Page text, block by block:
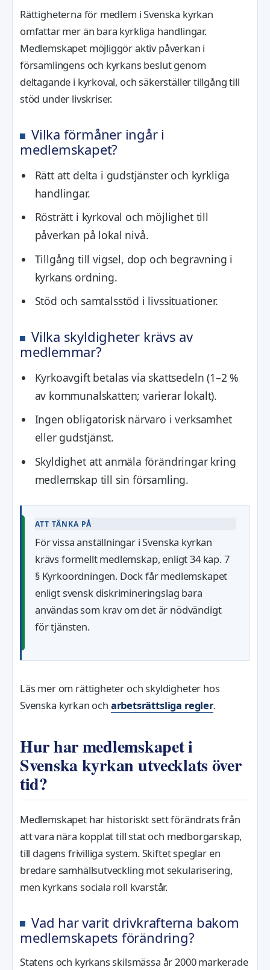
Rättigheterna för medlem i Svenska kyrkan
omfattar mer än bara kyrkliga handlingar.
Medlemskapet möjliggör aktiv påverkan i
församlingens och kyrkans beslut genom
deltagande i kyrkoval, och säkerställer tillgång till
stöd under livskriser.
Vilka förmåner ingår i
medlemskapet?
Rätt att delta i gudstjänster och kyrkliga
handlingar.
Rösträtt i kyrkoval och möjlighet till
påverkan på lokal nivå.
Tillgång till vigsel, dop och begravning i
kyrkans ordning.
Stöd och samtalsstöd i livssituationer.
Vilka skyldigheter krävs av
medlemmar?
Kyrkoavgift betalas via skattsedeln (1–2 %
av kommunalskatten; varierar lokalt).
Ingen obligatorisk närvaro i verksamhet
eller gudstjänst.
Skyldighet att anmäla förändringar kring
medlemskap till sin församling.
ATT TÄNKA PÅ
För vissa anställningar i Svenska kyrkan
krävs formellt medlemskap, enligt 34 kap. 7
§ Kyrkoordningen. Dock får medlemskapet
enligt svensk diskrimineringslag bara
användas som krav om det är nödvändigt
för tjänsten.
Läs mer om rättigheter och skyldigheter hos
Svenska kyrkan och arbetsrättsliga regler.
Hur har medlemskapet i
Svenska kyrkan utvecklats över
tid?
Medlemskapet har historiskt sett förändrats från
att vara nära kopplat till stat och medborgarskap,
till dagens frivilliga system. Skiftet speglar en
bredare samhällsutveckling mot sekularisering,
men kyrkans sociala roll kvarstår.
Vad har varit drivkrafterna bakom
medlemskapets förändring?
Statens och kyrkans skilsmässa år 2000 markerade